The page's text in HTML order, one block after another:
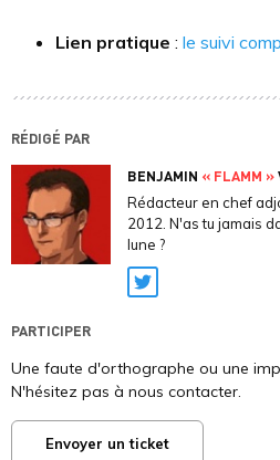
Lien pratique : le suivi
RÉDIGÉ PAR
BENJAMIN « FLAMM »
Rédacteur en chef
2012. N'as tu jamais
lune ?
Twitter
PARTICIPER
Une faute d'orthographe ou une
N'hésitez pas à nous contacter.
Envoyer un ticket